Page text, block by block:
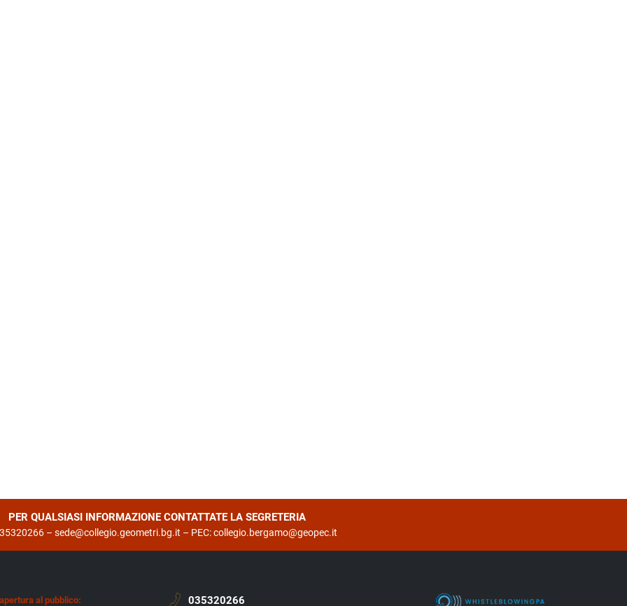
PER QUALSIASI INFORMAZIONE CONTATTATE LA SEGRETERIA
– sede@collegio.geometri.bg.it – PEC:collegio.bergamo@geopec.it
al pubblico: 035320266